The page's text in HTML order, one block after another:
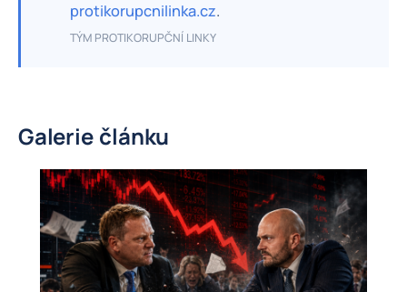
protikorupcnilinka.cz.
TÝM PROTIKORUPČNÍ LINKY
Galerie článku